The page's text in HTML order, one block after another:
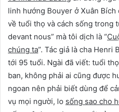
linh hướng Bouyer ở Xuân
về tuổi thọ và cách sống trong
devant nous” mà tôi dịch là “
chúng ta”. Tác giả là cha Henri
tới 95 tuổi. Ngài đã viết: tuổi
ban, không phải ai cũng được
ngoan nên phải biết dùng để
vụ mọi người, lo sống sao cho